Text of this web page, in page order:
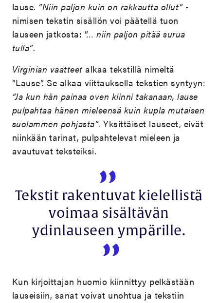
lause. ”Niin paljon kuin on rakkautta ollut”-
nimisen tekstin sisällön voi päätellä tuon
lauseen jatkosta: ”…niin paljon pitää surua
tulla”.
Virginian vaatteet alkaa tekstillä nimeltä
”Lause”. Se alkaa viittauksella tekstien syntyyn:
”Ja kun hän painaa oven kiinni takanaan, lause
pulpahtaa hänen mieleensä kuin kupla mutaisen
suolammen pohjasta”. Yksittäiset lauseet, eivät
niinkään tarinat, pulpahtelevat mieleen ja
avautuvat teksteiksi.
Tekstit rakentuvat kielellistä
voimaa sisältävän
ydinlauseen ympärille.
Kun kirjoittajan huomio kiinnittyy pelkästään
lauseisiin, sanat voivat unohtua ja tekstiin